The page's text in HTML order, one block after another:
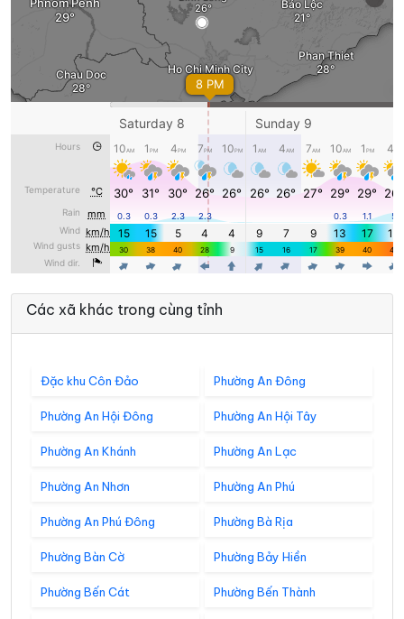
Các xã khác trong cùng tỉnh
Đặc khu Côn Đảo Phường An Đông
Phường An Hội Đông Phường An Hội Tây
Phường An Khánh Phường An Lạc
Phường An Nhơn Phường An Phú
Phường An Phú Đông Phường Bà Rịa
Phường Bàn Cờ Phường Bảy Hiền
Phường Bến Cát Phường Bến Thành